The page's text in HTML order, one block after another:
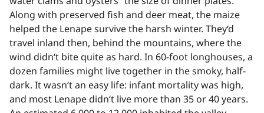
Along with preserved fish and deer meat, the maize
helped the Lenape survive the harsh winter. They‘d
travel inland then, behind the mountains, where the
wind didn‘t bite quite as hard. In 60-foot longhouses, a
dozen families might live together in the smoky, half-
dark. It wasn‘t an easy life: infant mortality was high,
and most Lenape didn‘t live more than 35 or 40 years.